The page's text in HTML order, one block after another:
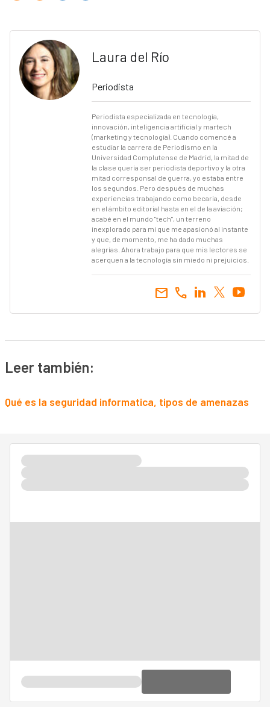
Laura del Río
Periodista
Periodista especializada en tecnología,
innovación, inteligencia artificial y martech
(marketing y tecnología). Cuando comencé a
estudiar la carrera de Periodismo en la
Universidad Complutense de Madrid, la mitad de
la clase quería ser periodista deportivo y la otra
mitad corresponsal de guerra, yo estaba entre
los segundos. Pero después de muchas
experiencias trabajando como becaria, desde
en el ámbito editorial hasta en el de la aviación;
acabé en el mundo "tech", un terreno
inexplorado para mí que me apasionó al instante
y que, de momento, me ha dado muchas
alegrías. Ahora trabajo para que mis lectores se
acerquen a la tecnología sin miedo ni prejuicios.
call
email
Leer también:
Qué es la seguridad informatica, tipos de amenazas